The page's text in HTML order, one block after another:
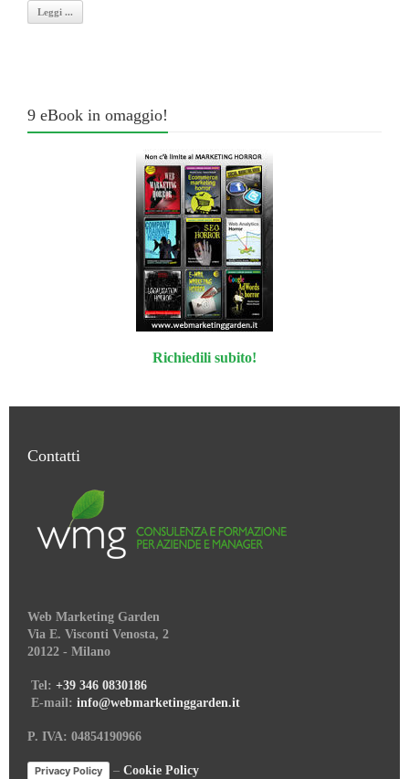
Leggi ...
9 eBook in omaggio!
Richiedili subito!
Contatti
Web Marketing Garden
Via E. Visconti Venosta, 2
20122 - Milano
Tel: +39 346 0830186
E-mail: info@webmarketinggarden.it
P. IVA: 04854190966
Privacy Policy – Cookie Policy